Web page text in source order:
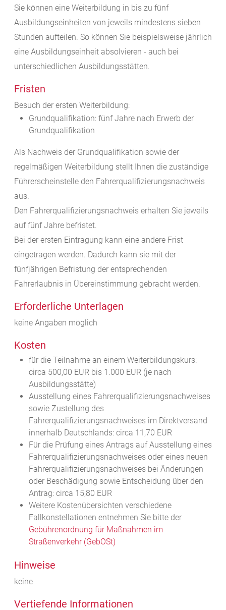
Sie können eine Weiterbildung in bis zu fünf
Ausbildungseinheiten von jeweils mindestens sieben
Stunden aufteilen. So können Sie beispielsweise jährlich
eine Ausbildungseinheit absolvieren - auch bei
unterschiedlichen Ausbildungsstätten.
Fristen
Besuch der ersten Weiterbildung:
Grundqualifikation: fünf Jahre nach Erwerb der
Grundqualifikation
Als Nachweis der Grundqualifikation sowie der
regelmäßigen Weiterbildung stellt Ihnen die zuständige
Führerscheinstelle den Fahrerqualifizierungsnachweis
aus.
Den Fahrerqualifizierungsnachweis erhalten Sie jeweils
auf fünf Jahre befristet.
Bei der ersten Eintragung kann eine andere Frist
eingetragen werden. Dadurch kann sie mit der
fünfjährigen Befristung der entsprechenden
Fahrerlaubnis in Übereinstimmung gebracht werden.
Erforderliche Unterlagen
keine Angaben möglich
Kosten
für die Teilnahme an einem Weiterbildungskurs:
circa 500,00 EUR bis 1.000 EUR (je nach
Ausbildungsstätte)
Ausstellung eines Fahrerqualifizierungsnachweises
sowie Zustellung des
Fahrerqualifizierungsnachweises im Direktversand
innerhalb Deutschlands: circa 11,70 EUR
Für die Prüfung eines Antrags auf Ausstellung eines
Fahrerqualifizierungsnachweises oder eines neuen
Fahrerqualifizierungsnachweises bei Änderungen
oder Beschädigung sowie Entscheidung über den
Antrag: circa 15,80 EUR
Weitere Kostenübersichten verschiedene
Fallkonstellationen entnehmen Sie bitte der
Gebührenordnung für Maßnahmen im
Straßenverkehr (GebOSt)
Hinweise
keine
Vertiefende Informationen